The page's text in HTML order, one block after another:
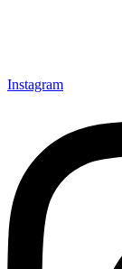
Instagram